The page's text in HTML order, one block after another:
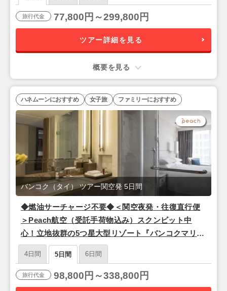
旅行代金 77,800円～299,800円
ツアー詳細を見る
概要を見る
◆燃油サーチャージ不要◆＜関空夜発・往復直行便
＞Peach航空（受託手荷物込み）スクンビット中
心！立地抜群の5つ星大型リゾート『バンコクマリオ
ットマーキスクイーンズパーク』バンコク3泊5日
バンコク（タイ） ツアー関空発 5日間
ハネムーンにおすすめ 女子旅 ファミリーにおすすめ
4日間 5日間 6日間
旅行代金 98,800円～338,800円